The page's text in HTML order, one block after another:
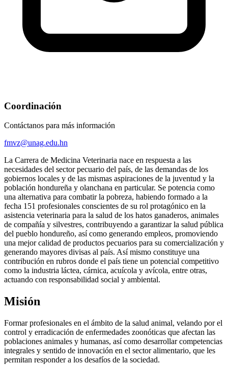
Coordinación
Contáctanos para más información
fmvz@unag.edu.hn
La Carrera de Medicina Veterinaria nace en respuesta a las
necesidades del sector pecuario del país, de las demandas de los
gobiernos locales y de las mismas aspiraciones de la juventud y la
población hondureña y olanchana en particular. Se potencia como
una alternativa para combatir la pobreza, habiendo formado a la
fecha 151 profesionales conscientes de su rol protagónico en la
asistencia veterinaria para la salud de los hatos ganaderos, animales
de compañía y silvestres, contribuyendo a garantizar la salud pública
del pueblo hondureño, así como generando empleos, promoviendo
una mejor calidad de productos pecuarios para su comercialización y
generando mayores divisas al país. Así mismo constituye una
contribución en rubros donde el país tiene un potencial competitivo
como la industria láctea, cárnica, acuícola y avícola, entre otras,
actuando con responsabilidad social y ambiental.
Misión
Formar profesionales en el ámbito de la salud animal, velando por el
control y erradicación de enfermedades zoonóticas que afectan las
poblaciones animales y humanas, así como desarrollar competencias
integrales y sentido de innovación en el sector alimentario, que les
permitan responder a los desafíos de la sociedad.